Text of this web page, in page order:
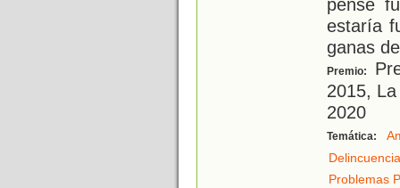
pensé
estaría
ganas de
Premio:
2015,
2020
Temática:
Delincuencia
Problemas